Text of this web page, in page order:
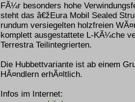
FÃ¼r besonders hohe
steht das â€žEura Mobil Sealed
rundum versiegelten holzfreien
komplett ausgestattete L-KÃ¼che
Terrestra Teilintegrierten.
Die Hubbettvariante ist ab einem
HÃ¤ndlern erhÃ¤ltlich.
Infos im Internet: